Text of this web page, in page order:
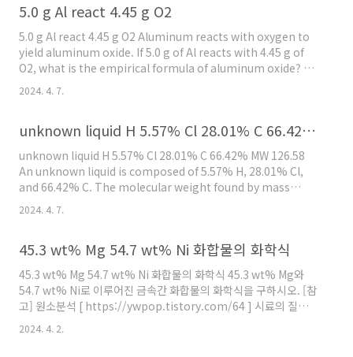
formula if it has a molecular weight of 62.0? [참고] CHO 연
5.0 g Al react 4.45 g O2
5.0 g Al react 4.45 g O2 Aluminum reacts with oxygen to
yield aluminum oxide. If 5.0 g of Al reacts with 4.45 g of
O2, what is the empirical formula of aluminum oxide? Al
의 몰질량 = 26.98 g/mol 이므로, 5.0 g Al의 몰수를 계산하면,
5.0 g / (26.98 g/mol) = 0.185 mol ( 참고
하면, 4.45 g / (32.00 g/mol) = 0.139 mol 몰수의 가장 작은 정
2024. 4. 7.
unknown liquid H 5.57% Cl 28.01% C 66.42% MW 126.58
unknown liquid H 5.57% Cl 28.01% C 66.42% MW 126.58
An unknown liquid is composed of 5.57% H, 28.01% Cl,
and 66.42% C. The molecular weight found by mass
spectrometry is 126.58. What is the molecular formula of
the compound? [참고] 원소분석 [
정하면, 각 성분의 함량(%) = 각 성분의 질량(g) (1) 각 성분의 몰수
계산 > C의 몰수 = 66.42 g / (12.01 g/mol) = 5.53 mol > H의 몰
수 = 5.57 / 1...
2024. 4. 7.
45.3 wt% Mg 54.7 wt% Ni 화합물의 화학식
45.3 wt% Mg 54.7 wt% Ni 화합물의 화학식 45.3 wt% Mg와
54.7 wt% Ni로 이루어진 금속간 화합물의 화학식을 구하시오. [참
고] 원소분석 [ https://ywpop.tistory.com/64 ] 시료의 질량 =
100 g 이라 가정하면, 시료의 질량% = 시료의 질량(g) Mg의 몰질
량 = 24.305 g/mol 이므로, 45.3 g / (24.305 g/mol) = 1.864
2024. 4. 2.